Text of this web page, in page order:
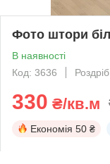
Фото штори
В наявності
Код: 3636
Роздріб
330 ₴/кв.м
Економія 50 ₴